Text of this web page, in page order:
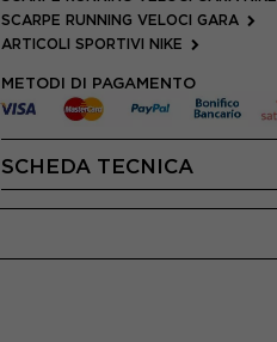
SCARPE RUNNING VELOCI GARA
ARTICOLI SPORTIVI NIKE
METODI DI PAGAMENTO
SCHEDA TECNICA